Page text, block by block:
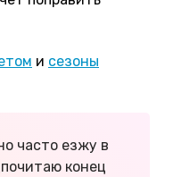
и сезоны
часто езжу в
конец